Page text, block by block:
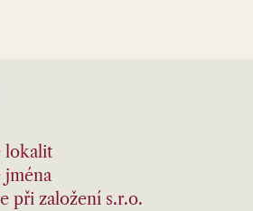
lokalit
při založení s.r.o.